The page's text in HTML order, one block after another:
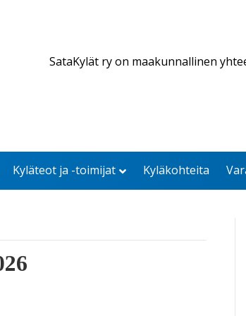
SataKylät ry on maakunnallinen
Kyläteot ja -toimijat Kyläkohteita